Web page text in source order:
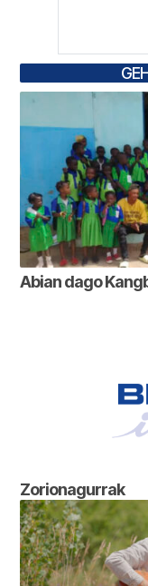
Abian dago
Zorionagurrak